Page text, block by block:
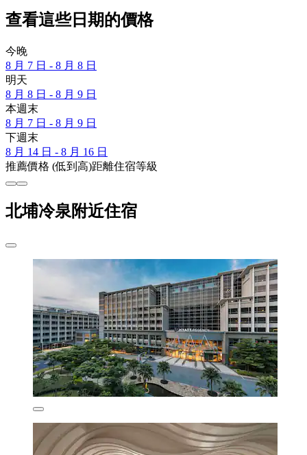
查看這些日期的價格
今晚
8 月 7 日 - 8 月 8 日
明天
8 月 8 日 - 8 月 9 日
本週末
8 月 7 日 - 8 月 9 日
下週末
8 月 14 日 - 8 月 16 日
推薦價格 (低到高)距離住宿等級
北埔冷泉附近住宿